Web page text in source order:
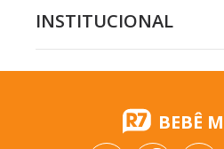
INSTITUCIONAL
BEBÊ